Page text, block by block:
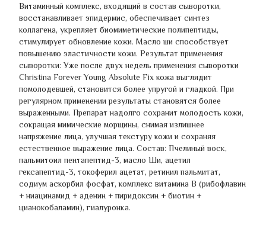
Витаминный комплекс, входящий в состав сыворотки,
восстанавливает эпидермис, обеспечивает синтез
коллагена, укрепляет биомиметические полипептиды,
стимулирует обновление кожи. Масло ши способствует
повышению эластичности кожи. Результат применения
сыворотки: Уже после двух недель применения сыворотки
Christina Forever Young Absolute Fix кожа выглядит
помолодевшей, становится более упругой и гладкой. При
регулярном применении результаты становятся более
выраженными. Препарат надолго сохранит молодость кожи,
сокращая мимические морщины, снимая излишнее
напряжение лица, улучшая текстуру кожи и сохраняя
естественное выражение лица. Состав: Пчелиный воск,
пальмитоил пентапептид-3, масло Ши, ацетил
гексапептид-3, токоферил ацетат, ретинил пальмитат,
содиум аскорбил фосфат, комплекс витамина В (рибофлавин
+ ниацинамид + аденин + пиридоксин + биотин +
цианокобаламин), гиалуронка.